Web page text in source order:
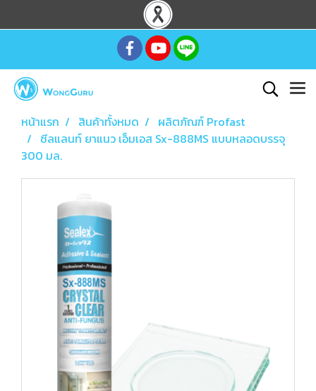
หน้าแรก สินค้าทั้งหมด
ผลิตภัณฑ์ Profast
ซีลแลนท์ ยาแนว เอ็มเอส Sx-888MS แบบหลอดบรรจุ
300 มล.